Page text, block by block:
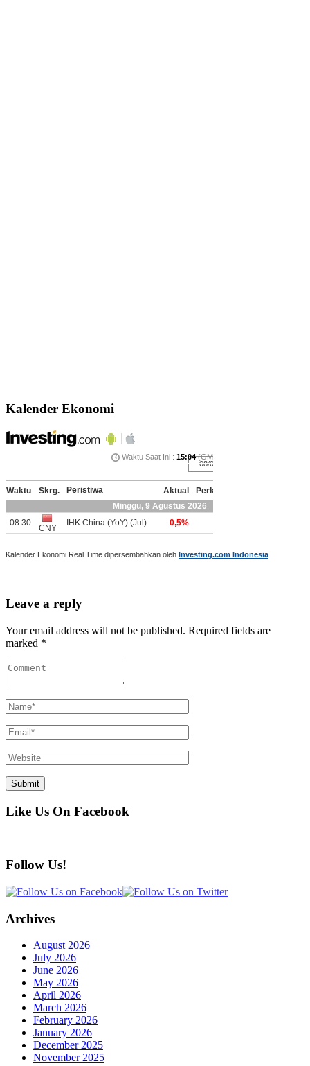
Kalender Ekonomi
Kalender Ekonomi Real Time dipersembahkan oleh Investing.com Indonesia
Leave a reply
Your email address will not be published. Required fields are
marked *
Like Us On Facebook
Follow Us!
Archives
August 2026
July 2026
June 2026
May 2026
April 2026
March 2026
February 2026
January 2026
December 2025
November 2025